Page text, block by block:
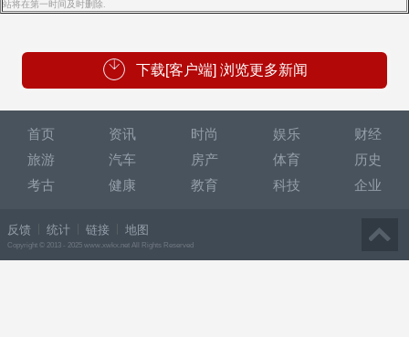
站将在第一时间及时删除.
下载[客户端] 浏览更多新闻
首页 资讯 时尚 娱乐
财经
旅游
汽车 房产 体育
历史
考古
健康 教育 科技 企业
反馈 统计 链接 地图
Copyright © 2013 - 2025 www.xwkx.net All Rights Reserved